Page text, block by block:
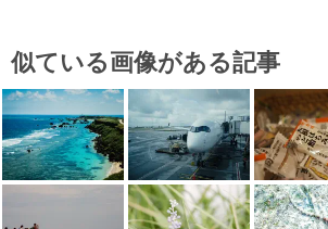
似ている画像がある記事